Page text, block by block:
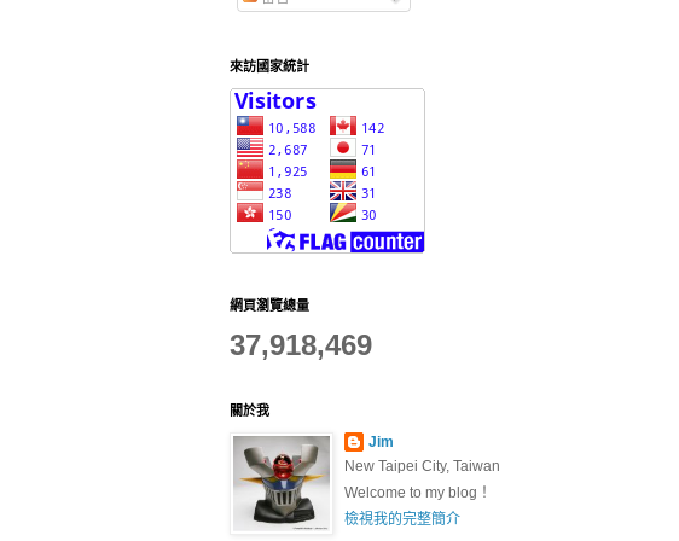
來訪國家統計
網頁瀏覽總量
37,918,469
關於我
Jim
New Taipei City, Taiwan
Welcome to my blog！
檢視我的完整簡介